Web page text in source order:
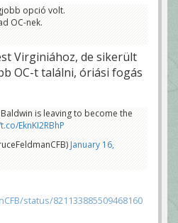
opció volt.
OC-nek.
Virginiához, de sikerült
OC-t találni, óriási fogás
is leaving to become the
EknKI2RBhP
January 16,
status/821133885509468160